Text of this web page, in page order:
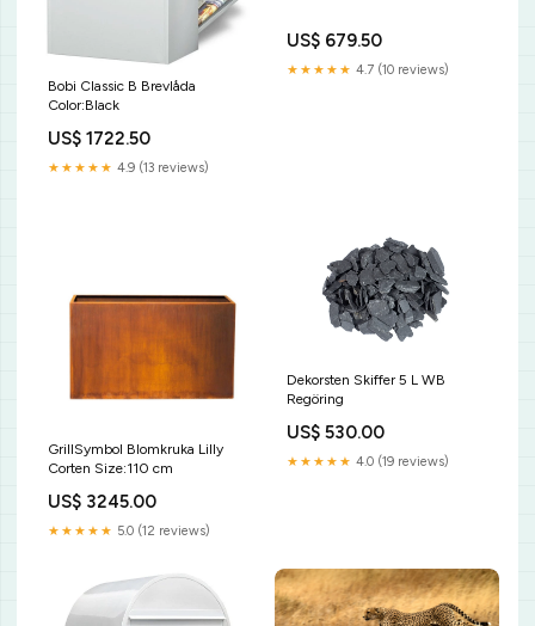
Bobi Classic B Brevlåda
Color:Black
US$ 1722.50
★★★★★ 4.9 (13 reviews)
US$ 679.50
★★★★★ 4.7 (10 reviews)
GrillSymbol Blomkruka Lilly
Corten Size:110 cm
US$ 3245.00
★★★★★ 5.0 (12 reviews)
Dekorsten Skiffer 5 L WB
Regöring
US$ 530.00
★★★★★ 4.0 (19 reviews)